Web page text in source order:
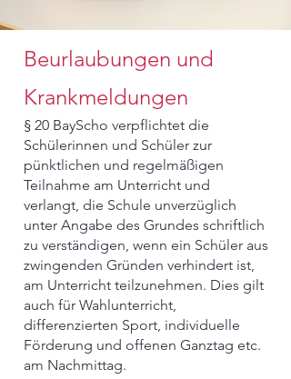
Beurlaubungen und
Krankmeldungen
§ 20 BayScho verpflichtet die
Schülerinnen und Schüler zur
pünktlichen und regelmäßigen
Teilnahme am Unterricht und
verlangt, die Schule unverzüglich
unter Angabe des Grundes schriftlich
zu verständigen, wenn ein Schüler aus
zwingenden Gründen verhindert ist,
am Unterricht teilzunehmen. Dies gilt
auch für Wahlunterricht,
differenzierten Sport, individuelle
Förderung und offenen Ganztag etc.
am Nachmittag.